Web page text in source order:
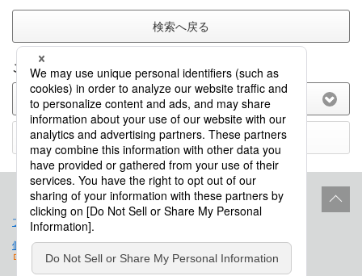
検索へ戻る
このFAQに関してのご意見をお聞かせ下さい。
(選択してください)
送信する
プロダクトライフサイクル サイトポリシー
個人情報保護法に基づく公表事項 免責事項